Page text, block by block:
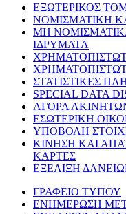
ΕΞΩΤΕΡΙΚΟΣ
ΝΟΜΙΣΜΑΤΙΚΗ
ΜΗ
ΙΔΡΥΜΑΤΑ
ΣΤΑΤΙΣΤΙΚΕΣ
SPECIAL DATA
ΑΓΟΡΑ
ΕΣΩΤΕΡΙΚΗ
ΥΠΟΒΟΛΗ
ΚΙΝΗΣΗ ΚΑΙ
ΚΑΡΤΕΣ
ΕΞΕΛΙΞΗ
ΓΡΑΦΕΙΟ ΤΥΠΟΥ
ΕΝΗΜΕΡΩΣΗ